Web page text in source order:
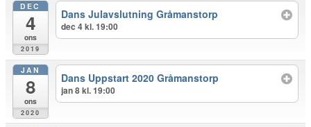
DEC
4
ons
2019
Dans Julavslutning Gråmanstorp
dec 4 kl. 19:00
JAN
8
ons
2020
Dans Uppstart 2020 Gråmanstorp
jan 8 kl. 19:00